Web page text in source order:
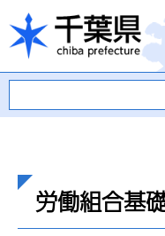
千
労働組合基